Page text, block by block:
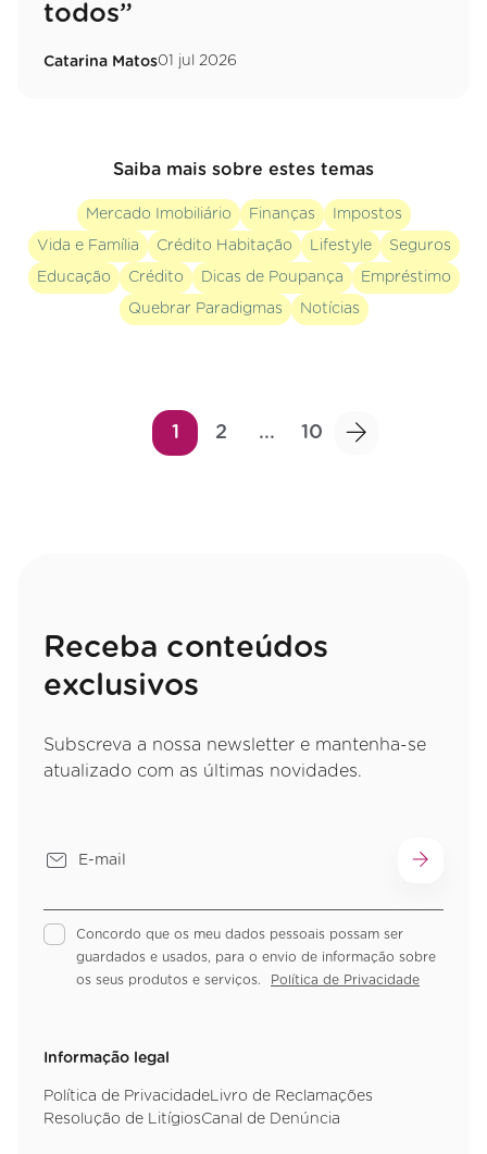
todos”
Catarina Matos01 jul 2026
Saiba mais sobre estes temas
Mercado Imobiliário Finanças Impostos
Vida e Família Crédito Habitação Lifestyle Seguros
Educação Crédito Dicas de Poupança Empréstimo
Quebrar Paradigmas Notícias
1 2 ... 10
Receba conteúdos
exclusivos
Subscreva a nossa newsletter e mantenha-se
atualizado com as últimas novidades.
Concordo que os meu dados pessoais possam ser
guardados e usados, para o envio de informação sobre
os seus produtos e serviços.
Política de Privacidade
Informação legal
Política de PrivacidadeLivro de Reclamações
Resolução de LitígiosCanal de Denúncia